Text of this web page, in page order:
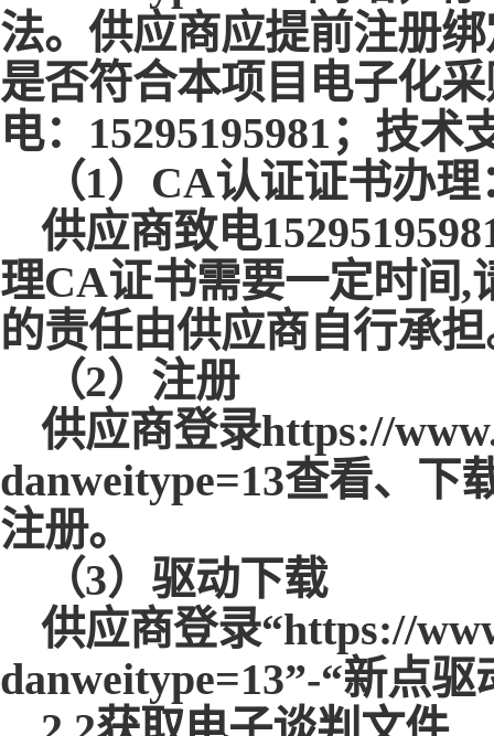
法。供应商应提前注册
是否符合本项目电子化
电：15295195981；技术
（1）CA认证证书办理
供应商致电
理CA证书需要一定时间,
的责任由供应商自行承
（2）注册
供应商登录https://
danweitype=13查看、下
注册。
（3）驱动下载
供应商登录“https://
danweitype=13”-“新点